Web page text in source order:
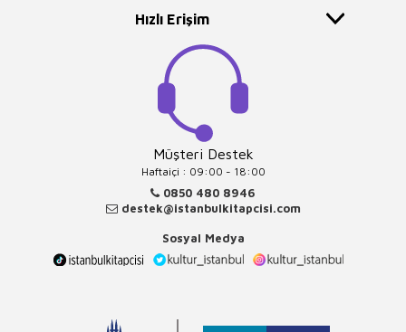
Hızlı Erişim
Müşteri Destek
Haftaiçi : 09:00 - 18:00
0850 480 8946
destek@istanbulkitapcisi.com
Sosyal Medya